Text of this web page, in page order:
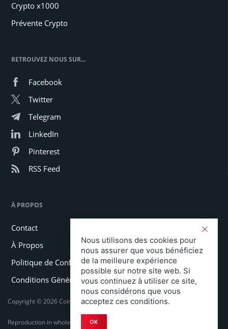
Crypto x1000
Prévente Crypto
RETROUVEZ NOUS SUR...
Facebook
Twitter
Telegram
LinkedIn
Pinterest
RSS Feed
À PROPOS
Contact
À Propos
Politique de Confidentialité
Conditions Générales
Copyright © 2026 Coinspeaker LTD. All rights reserved.
Reproduction in whole or in part in any form or medium without express
Nous utilisons des cookies pour
nous assurer que vous bénéficiez
de la meilleure expérience
possible sur notre site web. Si
vous continuez à utiliser ce site,
nous considérons que vous
acceptez ces conditions.
OK